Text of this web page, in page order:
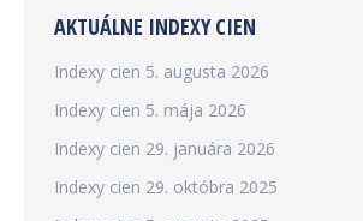
AKTUÁLNE INDEXY CIEN
Indexy cien 5. augusta 2026
Indexy cien 5. mája 2026
Indexy cien 29. januára 2026
Indexy cien 29. októbra 2025